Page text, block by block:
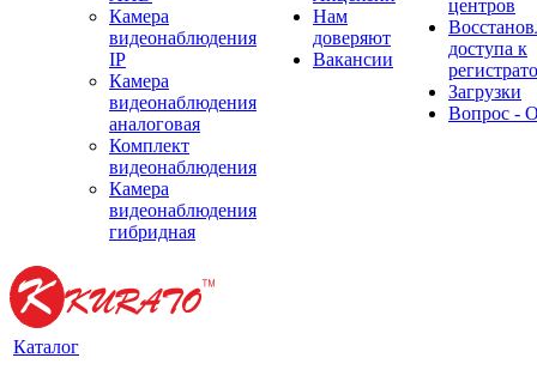
Камера
видеонаблюдения
IP
Камера
видеонаблюдения
аналоговая
Комплект
видеонаблюдения
Камера
видеонаблюдения
гибридная
Нам
доверяют
Вакансии
центров
доступа к
Загрузки
Вопрос -
Каталог